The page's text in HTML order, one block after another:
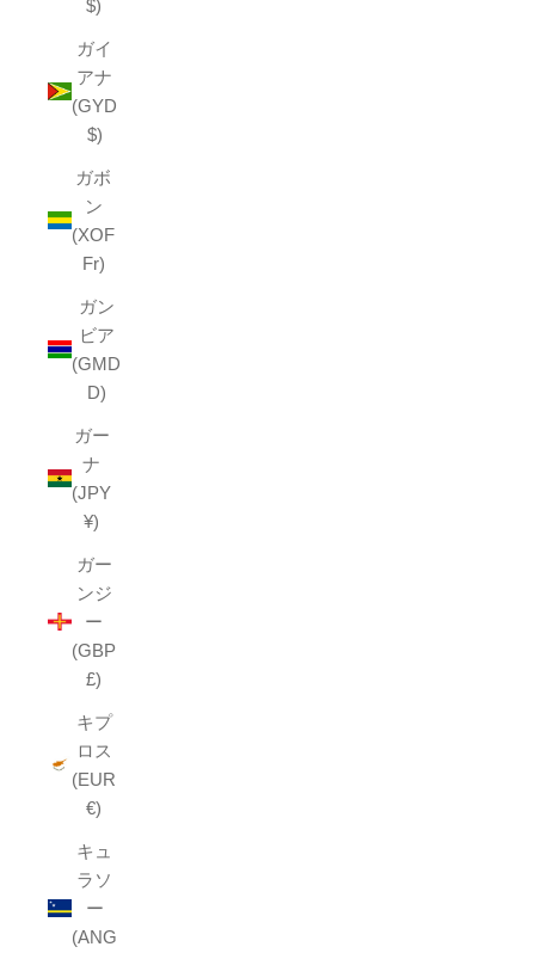
$)
ガイ
アナ
(GYD
$)
ガボ
ン
(XOF
Fr)
ガン
ビア
(GMD
D)
ガー
ナ
(JPY
¥)
ガー
ンジ
ー
(GBP
£)
キプ
ロス
(EUR
€)
キュ
ラソ
ー
(ANG